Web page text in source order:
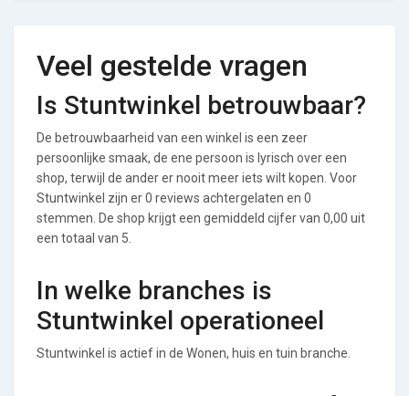
Veel gestelde vragen
Is Stuntwinkel betrouwbaar?
De betrouwbaarheid van een winkel is een zeer
persoonlijke smaak, de ene persoon is lyrisch over een
shop, terwijl de ander er nooit meer iets wilt kopen. Voor
Stuntwinkel zijn er 0 reviews achtergelaten en 0
stemmen. De shop krijgt een gemiddeld cijfer van 0,00 uit
een totaal van 5.
In welke branches is
Stuntwinkel operationeel
Stuntwinkel is actief in de Wonen, huis en tuin branche.